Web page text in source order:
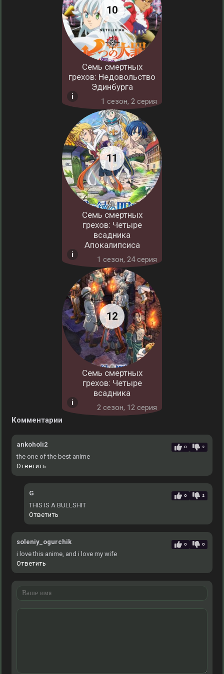
Семь смертных
грехов: Недовольство
Эдинбурга
1 cезон, 2 серия
Семь смертных
грехов: Четыре
всадника
Апокалипсиса
1 cезон, 24 серия
Семь смертных
грехов: Четыре
всадника
2 cезон, 12 серия
Комментарии
ankoholi2 0 2
the one of the best anime
Ответить
G 0 2
THIS IS A BULLSHIT
Ответить
soleniy_ogurchik 0 0
i love this anime, and i love mу wife
Ответить